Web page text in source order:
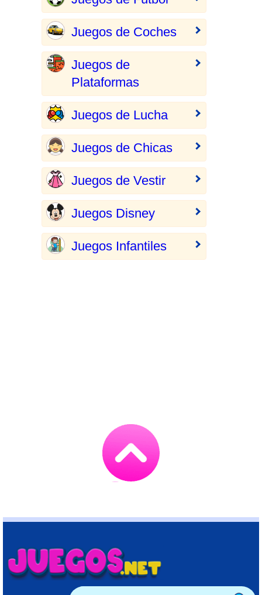
Juegos de Coches
Juegos de
Plataformas
Juegos de Lucha
Juegos de Chicas
Juegos de Vestir
Juegos Disney
Juegos Infantiles